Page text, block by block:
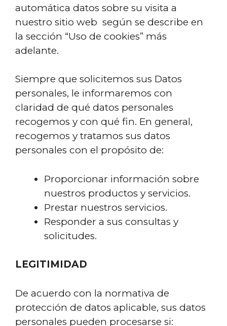
automática datos sobre su visita a
nuestro sitio web según se describe en
la sección “Uso de cookies” más
adelante.
Siempre que solicitemos sus Datos
personales, le informaremos con
claridad de qué datos personales
recogemos y con qué fin. En general,
recogemos y tratamos sus datos
personales con el propósito de:
Proporcionar información sobre
nuestros productos y servicios.
Prestar nuestros servicios.
Responder a sus consultas y
solicitudes.
LEGITIMIDAD
De acuerdo con la normativa de
protección de datos aplicable, sus datos
personales pueden procesarse si: